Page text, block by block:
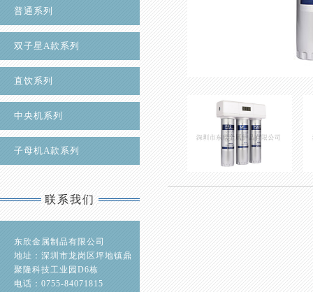
普通系列
双子星A款系列
直饮系列
中央机系列
子母机A款系列
联系我们
东欣金属制品有限公司
地址：深圳市龙岗区坪地镇鼎
聚隆科技工业园D6栋
电话：0755-84071815